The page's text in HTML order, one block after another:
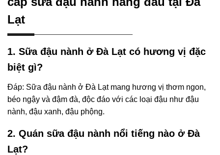
Lạt
1. Sữa đậu nành ở Đà Lạt có hương vị đặc
biệt gì?
Đáp: Sữa đậu nành ở Đà Lạt mang hương vị thơm ngon,
béo ngậy và đậm đà, độc đáo với các loại đậu như đậu
nành, đậu xanh, đậu phộng.
2. Quán sữa đậu nành nổi tiếng nào ở Đà
Lạt?